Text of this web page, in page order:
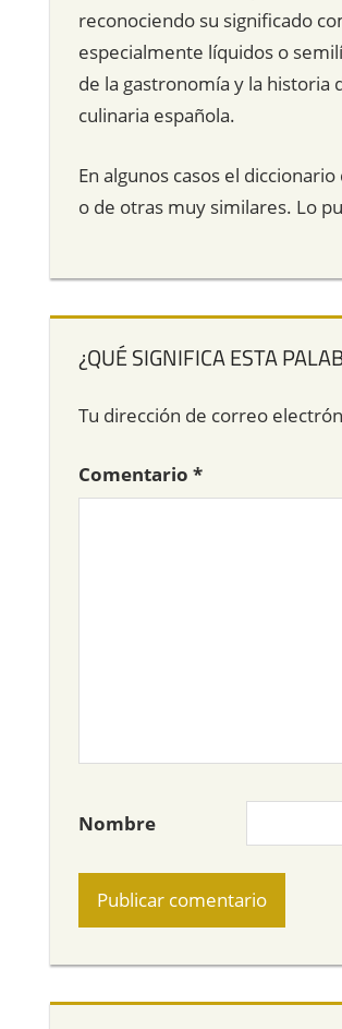
reconociendo su significado
especialmente líquidos o
de la gastronomía y la historia
culinaria española.
En algunos casos el
o de otras muy similares. Lo
¿QUÉ SIGNIFICA ESTA
Tu dirección de correo
Comentario *
Nombre